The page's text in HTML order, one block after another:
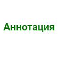
Аннотация